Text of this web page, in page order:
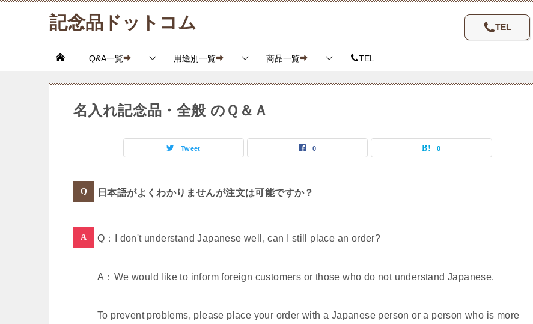
記念品ドットコム TEL
Q&A一覧 用途別一覧 商品一覧 TEL
名入れ記念品・全般 のＱ＆Ａ
Tweet 0 0
日本語がよくわかりませんが注文は可能ですか？
Q：I don't understand Japanese well, can I still place an order?
A：We would like to inform foreign customers or those who do not understand Japanese.
To prevent problems, please place your order with a Japanese person or a person who is more